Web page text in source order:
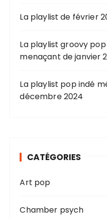
La playlist de février
La playlist groovy
menaçant de janvier
La playlist pop indé
décembre 2024
CATÉGORIES
Art pop
Chamber psych